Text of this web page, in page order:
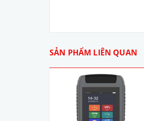
SẢN PHẨM LIÊN QUAN